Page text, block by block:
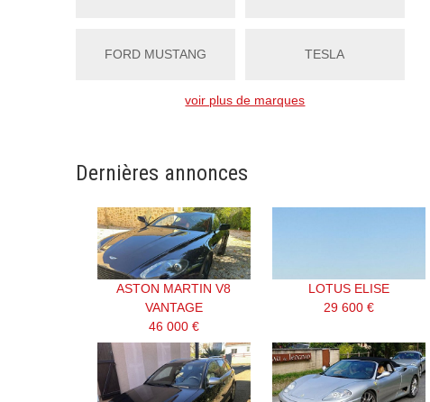
FORD MUSTANG TESLA
voir plus de marques
Dernières annonces
ASTON MARTIN V8
VANTAGE
46 000 €
LOTUS ELISE
29 600 €